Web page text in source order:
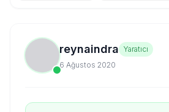
reynaindra Yaratıcı
6 Ağustos 2020